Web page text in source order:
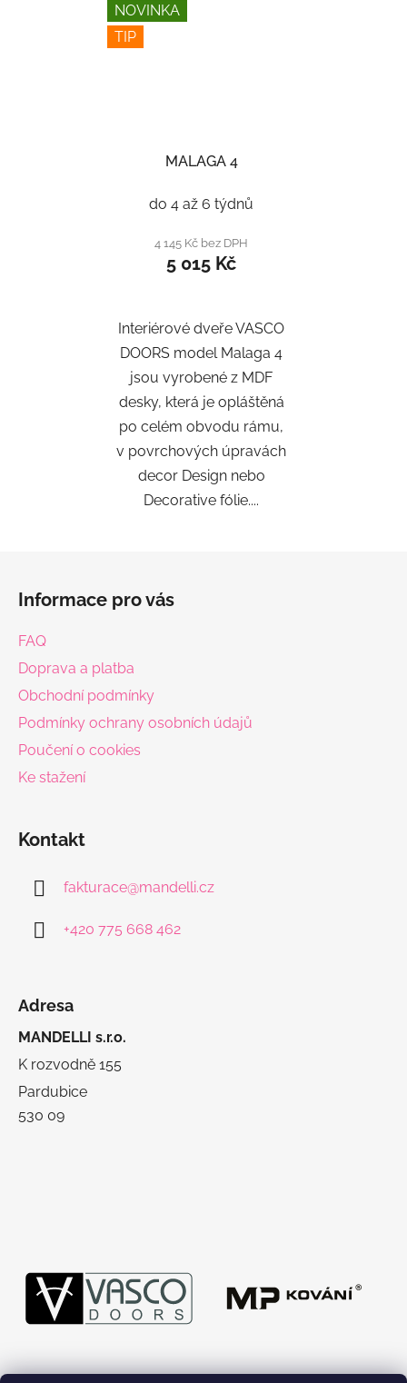
NOVINKA
TIP
MALAGA 4
do 4 až 6 týdnů
4 145 Kč bez DPH
5 015 Kč
Interiérové dveře VASCO
DOORS model Malaga 4
jsou vyrobené z MDF
desky, která je opláštěná
po celém obvodu rámu,
v povrchových úpravách
decor Design nebo
Decorative fólie....
Informace pro vás
FAQ
Doprava a platba
Obchodní podmínky
Podmínky ochrany osobních údajů
Poučení o cookies
Ke stažení
Kontakt
fakturace@mandelli.cz
+420 775 668 462
Adresa
MANDELLI s.r.o.
K rozvodně 155
Pardubice
530 09